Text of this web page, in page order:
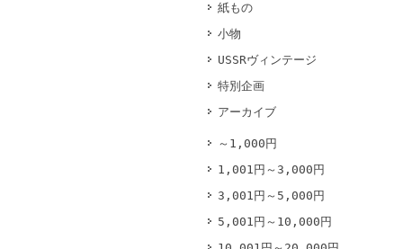
紙もの
小物
USSRヴィンテージ
特別企画
アーカイブ
～1,000円
1,001円～3,000円
3,001円～5,000円
5,001円～10,000円